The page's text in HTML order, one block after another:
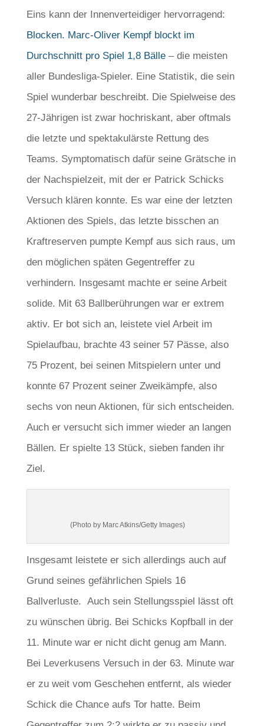
Eins kann der Innenverteidiger hervorragend:
Blocken. Marc-Oliver Kempf blockt im
Durchschnitt pro Spiel 1,8 Bälle– die meisten
aller Bundesliga-Spieler. Eine Statistik, die sein
Spiel wunderbar beschreibt. Die Spielweise des
27-Jährigen ist zwar hochriskant, aber oftmals
die letzte und spektakulärste Rettung des
Teams. Symptomatisch dafür seine Grätsche in
der Nachspielzeit, mit der er Patrick Schicks
Versuch klären konnte. Es war eine der letzten
Aktionen des Spiels, das letzte bisschen an
Kraftreserven pumpte Kempf aus sich raus, um
den möglichen späten Gegentreffer zu
verhindern. Insgesamt machte er seine Arbeit
solide. Mit 63 Ballberührungen war er extrem
aktiv. Er bot sich an, leistete viel Arbeit im
Spielaufbau, brachte 43 seiner 57 Pässe, also
75 Prozent, bei seinen Mitspielern unter und
konnte 67 Prozent seiner Zweikämpfe, also
sechs von neun Aktionen, für sich entscheiden.
Auch er versucht sich immer wieder an langen
Bällen. Er spielte 13 Stück, sieben fanden ihr
Ziel.
(Photo by Marc Atkins/Getty Images)
Insgesamt leistete er sich allerdings auch auf
Grund seines gefährlichen Spiels 16
Ballverluste. Auch sein Stellungsspiel lässt oft
zu wünschen übrig. Bei Schicks Kopfball in der
11. Minute war er nicht dicht genug am Mann.
Bei Leverkusens Versuch in der 63. Minute war
er zu weit vom Geschehen entfernt, als wieder
Schick die Chance aufs Tor hatte. Beim